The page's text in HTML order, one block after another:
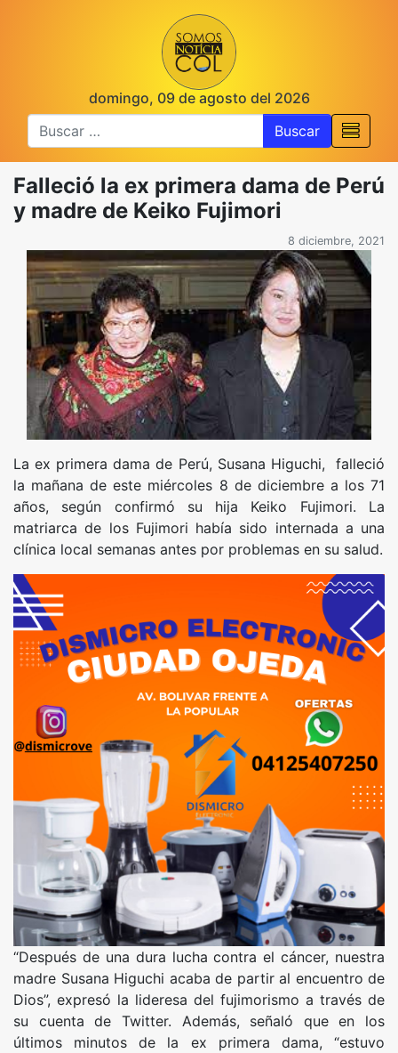
domingo, 09 de agosto del 2026
Buscar
Falleció la ex primera dama de Perú
y madre de Keiko Fujimori
8 diciembre, 2021
La ex primera dama de Perú, Susana Higuchi, falleció
la mañana de este miércoles 8 de diciembre a los 71
años, según confirmó su hija Keiko Fujimori. La
matriarca de los Fujimori había sido internada a una
clínica local semanas antes por problemas en su salud.
“Después de una dura lucha contra el cáncer, nuestra
madre Susana Higuchi acaba de partir al encuentro de
Dios”, expresó la lideresa del fujimorismo a través de
su cuenta de Twitter. Además, señaló que en los
últimos minutos de la ex primera dama, “estuvo